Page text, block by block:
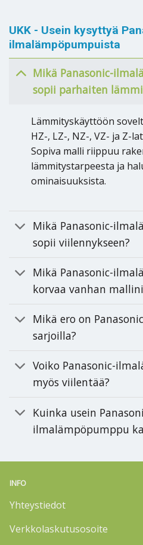
UKK - Usein kysyttyä
ilmalämpöpumpuista
Mikä Panasonic-
sopii parhaiten
Lämmityskäyttöön
HZ-, LZ-, NZ-, VZ- ja Z-
Sopiva malli riippuu
lämmitystarpeesta ja
ominaisuuksista.
Mikä Panasonic-
sopii viilennykseen?
Mikä Panasonic-
korvaa vanhan
Mikä ero on
sarjoilla?
Voiko Panasonic-
myös viilentää?
Kuinka usein
ilmalämpöpumppu
INFO
Yhteystiedot
Verkkolaskutusosoite